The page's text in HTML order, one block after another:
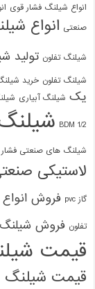
انواع شیلنگ فشار قوی
صنعتی انواع
شیلنگ تفلون تولید
شیلنگ تفلون خرید
یک شیلنگ آبیاری
1/2 BDM
شیلنگ های صنعتی
لاستیکی
گاز pvc فروش
تفلون فروش
قیمت
قیمت